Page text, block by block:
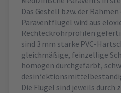
Das Gestell bzw. der
Paraventflügel wird aus
Rechteckrohrprofilen
sind 3 mm starke PVC-
gleichmäßige, feinzellige
homogen durchgefärbt,
Die Flügel sind jeweils durch